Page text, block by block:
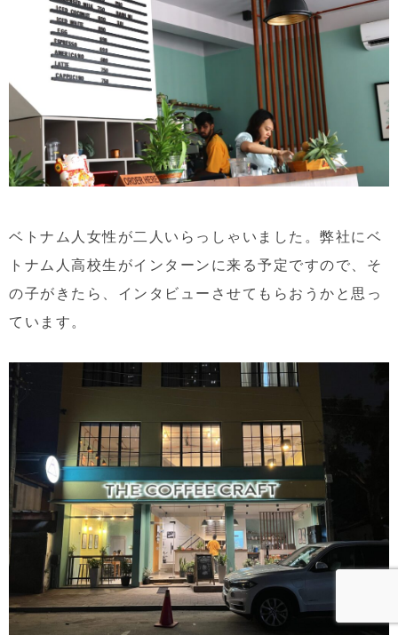
ベトナム人女性が二人いらっしゃいました。弊社にベ
トナム人高校生がインターンに来る予定ですので、そ
の子がきたら、インタビューさせてもらおうかと思っ
ています。